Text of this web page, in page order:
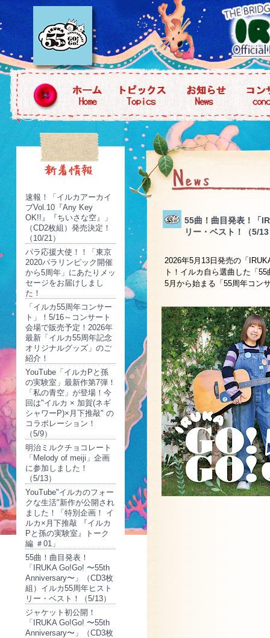
速報！「イルカアーカイ
ブVol.10『Any Key
OK!!』『ちいさな空』」
（CD2枚組）発売決定！
（10/21）
パラ応援大使！！「東京
2020パラリンピック開催
から5周年」にあたりメッ
セージをお届けしまし
た！
「イルカ55周年コンサー
ト」！5/16～コンサート
会場で販売予定！2026年
最新「イルカ55周年記念
オリジナルグッズ」のご
紹介！
YouTube「イルカPと孫
の実験室」最新作第7弾！
「私の青空」が登場！今
回は"イルカ × 加賀(ネギ
シャワーP)×月下推敲" の
コラボレーション！
（5/9）
明治ミルクチョコレート
「Melody of meiji」企画
に参加しました！
（5/13）
YouTube"イルカのフォー
クな生活"新作が公開され
ました！「特別企画！ イ
ルカ×月下推敲 『イルカ
Pと孫の実験室』トーク
編 ＃01」
55曲！曲目発表！
「IRUKA Go!Go! 〜55th
Anniversary〜」（CD3枚
組）イルカ55周年ヒスト
リー・ベスト！（5/13）
ジャケット初公開！
「IRUKA Go!Go! 〜55th
Anniversary〜」（CD3枚
55曲！曲目発表！「
リー・ベスト！（5/
2026年5月13日発売の「
ト！イルカ自ら選曲した「
5月から始まる「55周年コン